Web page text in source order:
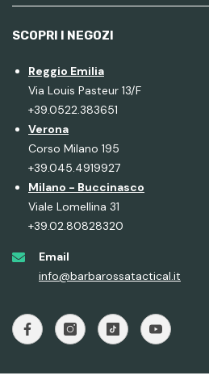
SCOPRI I NEGOZI
Reggio Emilia
Via Louis Pasteur 13/F
+39.0522.383651
Verona
Corso Milano 195
+39.045.4919927
Milano - Buccinasco
Viale Lomellina 31
+39.02.80828320
Email
info@barbarossatactical.it